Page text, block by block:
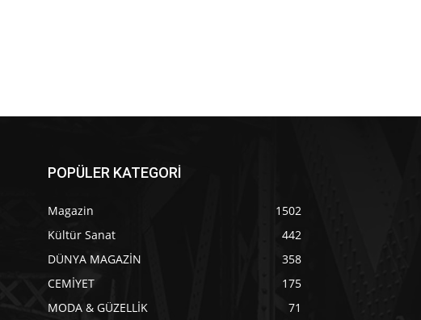
POPÜLER KATEGORİ
Magazin
1502
Kültür Sanat
442
DÜNYA MAGAZİN
358
CEMİYET
175
MODA & GÜZELLİK
71